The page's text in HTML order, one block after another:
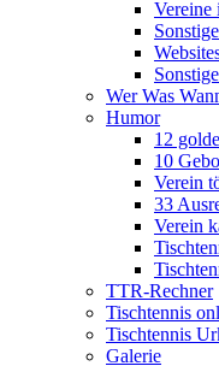
Vereine
Wer Was
Humor
12
10
Verein
33
Verein
TTR-Rechner
Tischtennis
Tischtennis
Galerie